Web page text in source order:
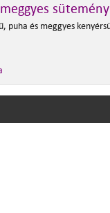
sütemény
puha és meggyes